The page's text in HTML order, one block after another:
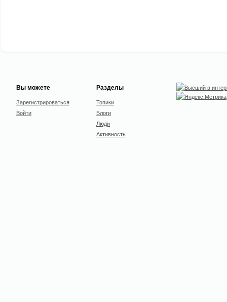
Вы можете
Зарегистрироваться
Войти
Разделы
Топики
Блоги
Люди
Активность